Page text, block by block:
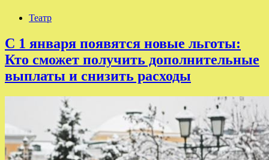
Театр
С 1 января появятся новые льготы:
Кто сможет получить дополнительные
выплаты и снизить расходы